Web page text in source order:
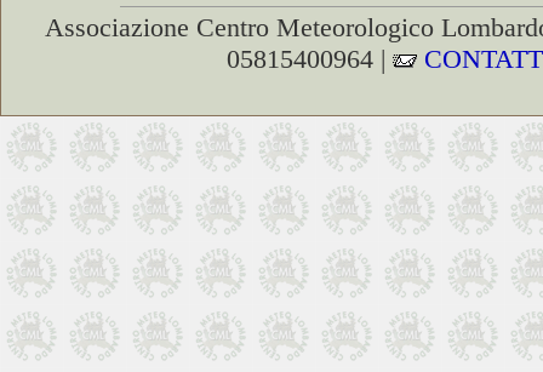
Associazione Centro Meteorologico
05815400964 |